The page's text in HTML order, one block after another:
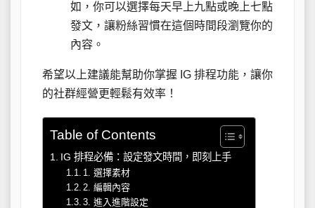
如，你可以選擇每天早上九點或晚上七點
發文，讓粉絲習慣在這個時間段瀏覽你的
內容。
希望以上建議能幫助你掌握 IG 排程功能，讓你
的社群經營更輕鬆有效率！
Table of Contents
IG 排程必備：設定發文時間，即刻上手
1. 選擇素材
2. 編輯內容
3. 進入進階設定